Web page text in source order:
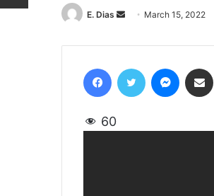
E. Dias
Send
email
March 15, 2022
60